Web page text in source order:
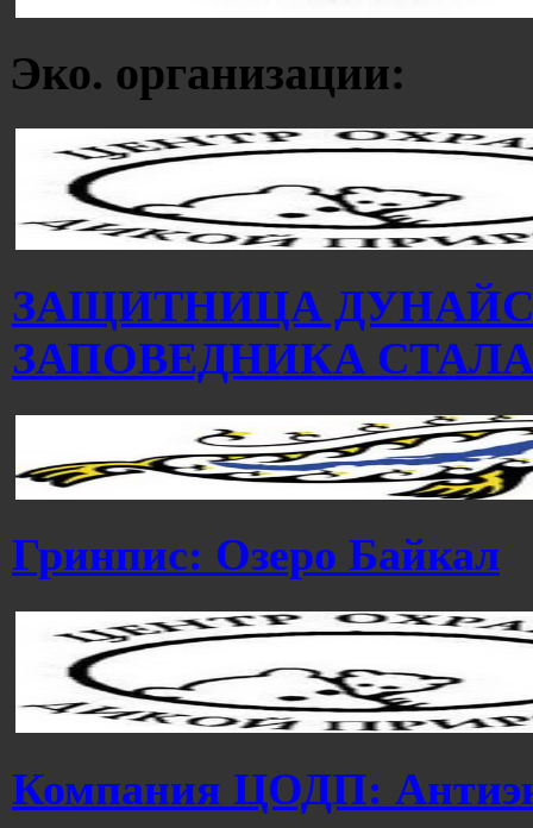
Эко. организации:
ЗАЩИТНИЦА
ЗАПОВЕДНИКА
Гринпис: Озеро Байкал
Компания ЦОДП: